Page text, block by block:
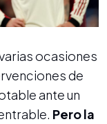
ocasiones
de
ante un
Pero la